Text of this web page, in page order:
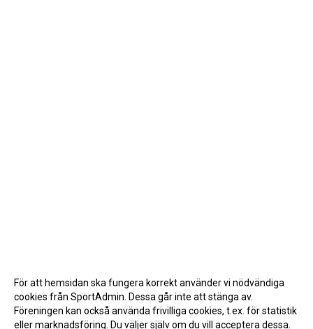
För att hemsidan ska fungera korrekt använder vi nödvändiga
cookies från SportAdmin. Dessa går inte att stänga av.
Föreningen kan också använda frivilliga cookies, t.ex. för statistik
eller marknadsföring. Du väljer själv om du vill acceptera dessa.